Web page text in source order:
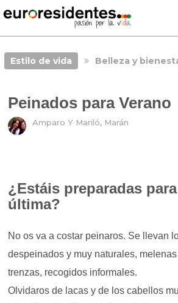
Estilo de vida Belleza y
Peinados para Verano
Amparo Y Mariló, Marán
¿Estáis preparadas
última?
No os va a costar peinaros. Se llevan
despeinados y muy naturales,
trenzas, recogidos informales.
Olvidaros de lacas y de los cabellos